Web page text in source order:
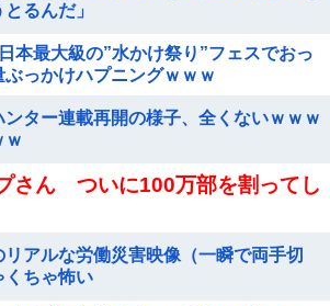
るんだ」
本最大級の”水かけ祭り”フェスでおっ
っかけハプニングｗｗｗ
ンター連載再開の様子、全くないｗｗｗ
ｗ
さん ついに100万部を割ってし
リアルな労働災害映像（一瞬で両手切
くちゃ怖い